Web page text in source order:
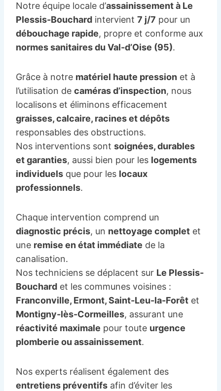
Notre équipe locale d’assainissement à Le
Plessis-Bouchard intervient 7 j/7 pour un
débouchage rapide, propre et conforme aux
normes sanitaires du Val-d’Oise (95).
Grâce à notre matériel haute pression et à
l’utilisation de caméras d’inspection, nous
localisons et éliminons efficacement
graisses, calcaire, racines et dépôts
responsables des obstructions.
Nos interventions sont soignées, durables
et garanties, aussi bien pour les logements
individuels que pour les locaux
professionnels.
Chaque intervention comprend un
diagnostic précis, un nettoyage complet et
une remise en état immédiate de la
canalisation.
Nos techniciens se déplacent sur Le Plessis-
Bouchard et les communes voisines :
Franconville, Ermont, Saint-Leu-la-Forêt et
Montigny-lès-Cormeilles, assurant une
réactivité maximale pour toute urgence
plomberie ou assainissement.
Nos experts réalisent également des
entretiens préventifs afin d’éviter les